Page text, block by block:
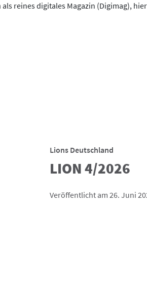
reines digitales Magazin (Digimag),
Lions Deutschland
LION 4/2026
Veröffentlicht am 26. Juni